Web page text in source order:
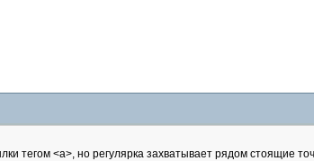
тегом <a>, но регулярка захватывает рядом стоящие